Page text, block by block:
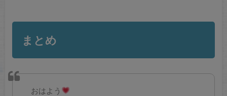
まとめ
おはよう